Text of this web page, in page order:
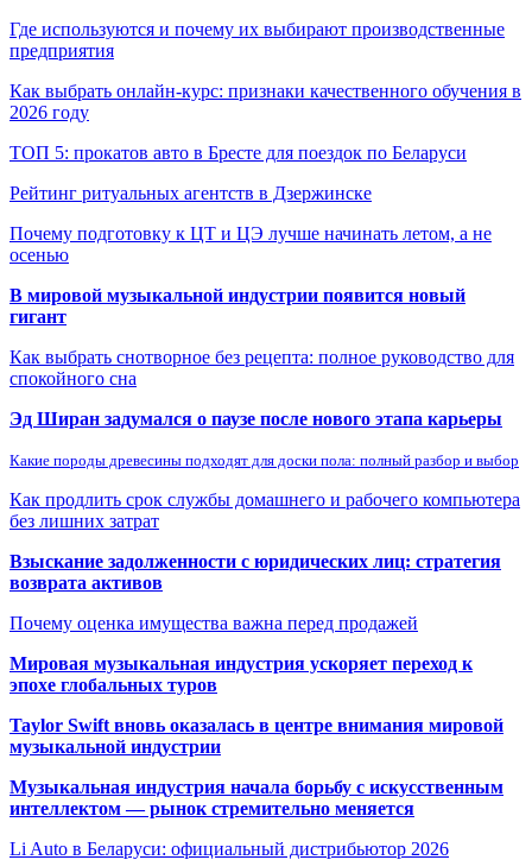
Где используются и почему их выбирают производственные
предприятия
Как выбрать онлайн-курс: признаки качественного обучения в
2026 году
ТОП 5: прокатов авто в Бресте для поездок по Беларуси
Рейтинг ритуальных агентств в Дзержинске
Почему подготовку к ЦТ и ЦЭ лучше начинать летом, а не
осенью
В мировой музыкальной индустрии появится новый
гигант
Как выбрать снотворное без рецепта: полное руководство для
спокойного сна
Эд Ширан задумался о паузе после нового этапа карьеры
Какие породы древесины подходят для доски пола: полный разбор и выбор
Как продлить срок службы домашнего и рабочего компьютера
без лишних затрат
Взыскание задолженности с юридических лиц: стратегия
возврата активов
Почему оценка имущества важна перед продажей
Мировая музыкальная индустрия ускоряет переход к
эпохе глобальных туров
Taylor Swift вновь оказалась в центре внимания мировой
музыкальной индустрии
Музыкальная индустрия начала борьбу с искусственным
интеллектом — рынок стремительно меняется
Li Auto в Беларуси: официальный дистрибьютор 2026